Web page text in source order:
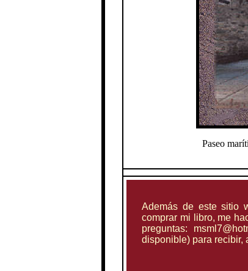
Paseo
Además de este sitio
comprar mi libro, me
preguntas:
disponible) para recibir,